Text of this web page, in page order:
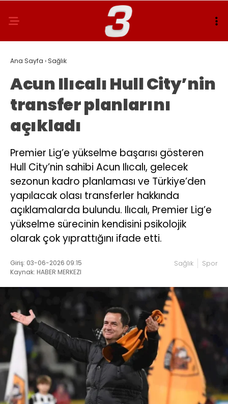
Ana Sayfa › Sağlık
Acun Ilıcalı Hull City’nin
transfer planlarını
açıkladı
Premier Lig’e yükselme başarısı gösteren
Hull City’nin sahibi Acun Ilıcalı, gelecek
sezonun kadro planlaması ve Türkiye’den
yapılacak olası transferler hakkında
açıklamalarda bulundu. Ilıcalı, Premier Lig’e
yükselme sürecinin kendisini psikolojik
olarak çok yıprattığını ifade etti.
Giriş: 03-06-2026 09:15
Kaynak: HABER MERKEZI
Sağlık Spor